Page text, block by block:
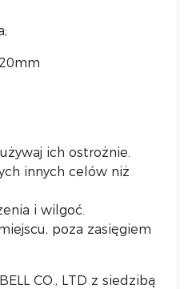
ich ostrożnie.
innych celów niż
i wilgoć.
poza zasięgiem
CO., LTD z siedzibą